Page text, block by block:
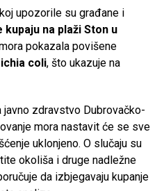
baterijama za domaćinstvo i
za taj segment.
Vertrieb, Aufladung,
(prodaja, punjenje
Njene baterije koristio
Nansen
tokom polarnih
upozorile su građane i
kupaju na plaži Ston u
pokazala povišene
coli, što ukazuje na
zdravstvo Dubrovačko-
mora nastavit će se sve
uklonjeno. O slučaju su
okoliša i druge nadležne
da izbjegavaju kupanje